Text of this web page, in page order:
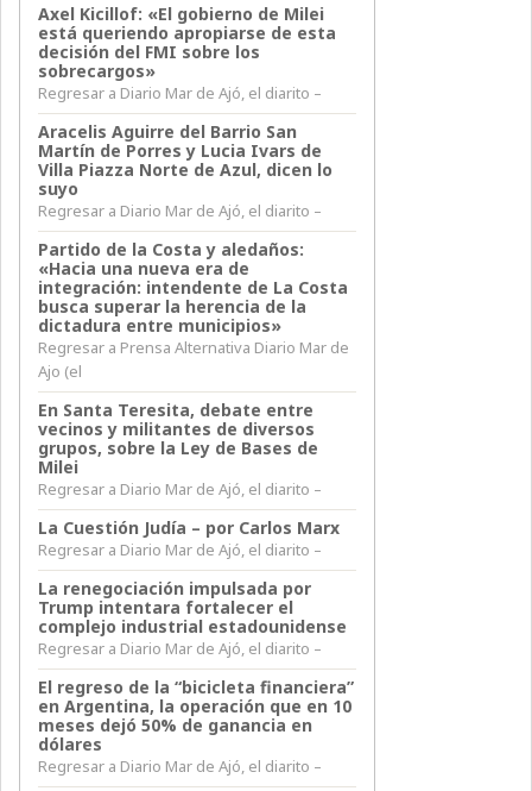
Axel Kicillof: «El gobierno de Milei
está queriendo apropiarse de esta
decisión del FMI sobre los
sobrecargos»
Regresar a Diario Mar de Ajó, el diarito –
Aracelis Aguirre del Barrio San
Martín de Porres y Lucia Ivars de
Villa Piazza Norte de Azul, dicen lo
suyo
Regresar a Diario Mar de Ajó, el diarito –
Partido de la Costa y aledaños:
«Hacia una nueva era de
integración: intendente de La Costa
busca superar la herencia de la
dictadura entre municipios»
Regresar a Prensa Alternativa Diario Mar de
Ajo (el
En Santa Teresita, debate entre
vecinos y militantes de diversos
grupos, sobre la Ley de Bases de
Milei
Regresar a Diario Mar de Ajó, el diarito –
La Cuestión Judía – por Carlos Marx
Regresar a Diario Mar de Ajó, el diarito –
La renegociación impulsada por
Trump intentara fortalecer el
complejo industrial estadounidense
Regresar a Diario Mar de Ajó, el diarito –
El regreso de la “bicicleta financiera”
en Argentina, la operación que en 10
meses dejó 50% de ganancia en
dólares
Regresar a Diario Mar de Ajó, el diarito –